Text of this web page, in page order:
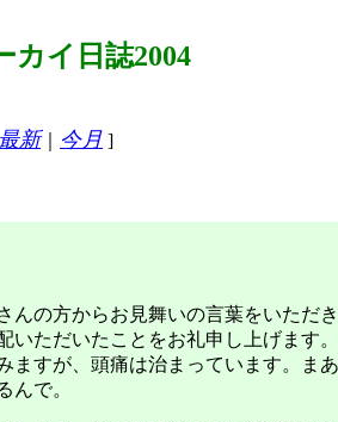
カイ日誌2004
新｜ 今月 ]
の方からお見舞いの言葉をいただ
いただいたことをお礼申し上げます
ますが、頭痛は治まっています。ま
んで。